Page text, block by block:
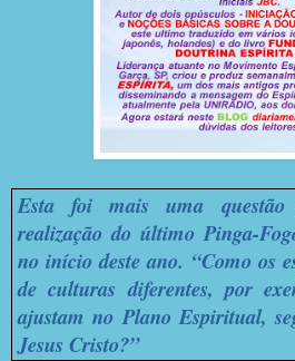
Esta foi mais uma questão
realização do último Pinga-
no início deste ano. “Como os
de culturas diferentes, por
ajustam no Plano Espiritual,
Jesus Cristo?”